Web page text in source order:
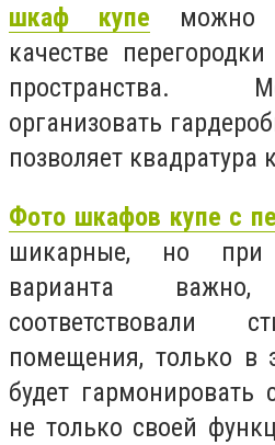
шкаф купе можно
качестве
пространства.
организовать
позволяет квадратура
Фото шкафов купе с
шикарные, но при
варианта
соответствовали
помещения, только в
будет
не только своей